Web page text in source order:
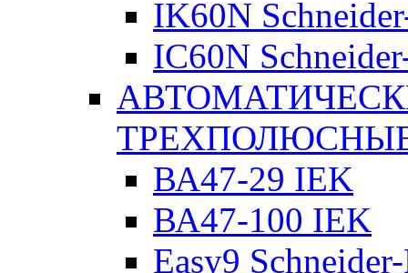
IK60N
IC60N
ВА47-29 IEK
ВА47-100 IEK
Easy9